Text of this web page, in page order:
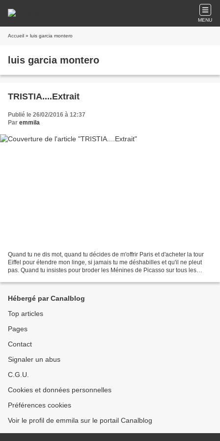
MENU
Accueil » luis garcia montero
luis garcia montero
TRISTIA....Extrait
Publié le 26/02/2016 à 12:37
Par emmila
Quand tu ne dis mot, quand tu décides de m'offrir Paris et d'acheter la tour
Eiffel pour étendre mon linge, si jamais tu me déshabilles et qu'il ne pleut
pas. Quand tu insistes pour broder les Ménines de Picasso sur tous les
Hébergé par Canalblog
Top articles
Pages
Contact
Signaler un abus
C.G.U.
Cookies et données personnelles
Préférences cookies
Voir le profil de emmila sur le portail Canalblog